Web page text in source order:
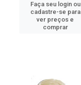
Faça seu login ou
cadastre-se para
ver preços e
comprar